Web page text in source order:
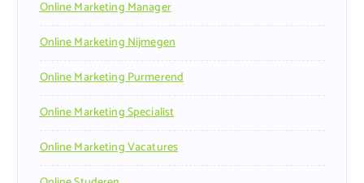
Online Marketing Manager
Online Marketing Nijmegen
Online Marketing Purmerend
Online Marketing Specialist
Online Marketing Vacatures